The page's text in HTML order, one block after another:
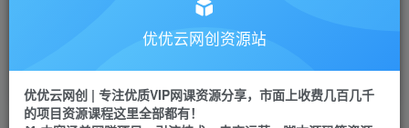
立即购买
优优云网创资源站
优优云网创 | 专注优质VIP网课资源分享，市面上收费几百几千
的项目资源课程这里全部都有！